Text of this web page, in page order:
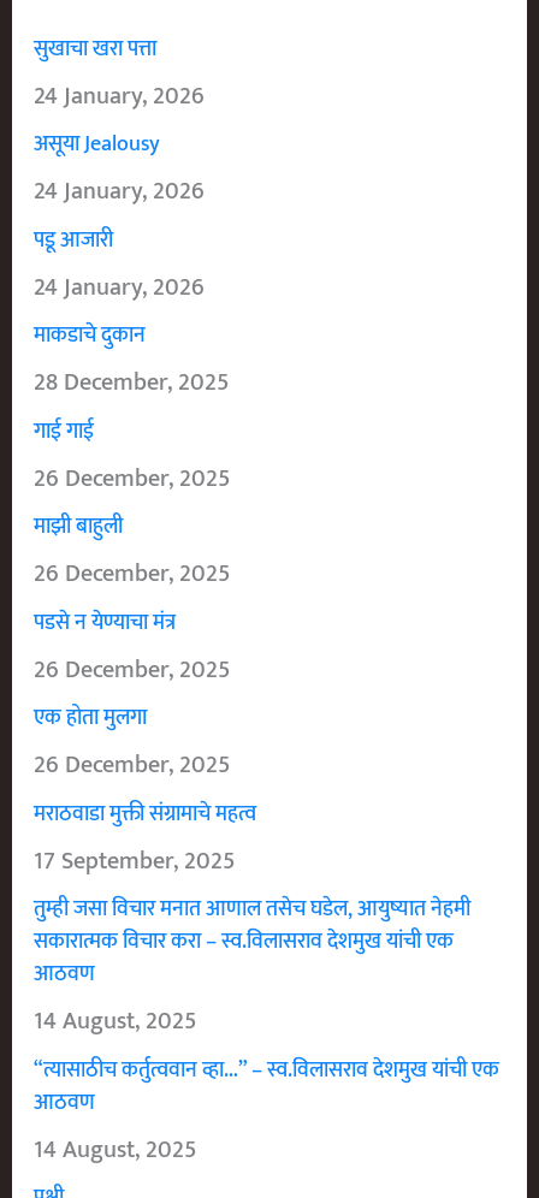
सुखाचा खरा पत्ता
24 January, 2026
असूया Jealousy
24 January, 2026
पडू आजारी
24 January, 2026
माकडाचे दुकान
28 December, 2025
गाई गाई
26 December, 2025
माझी बाहुली
26 December, 2025
पडसे न येण्याचा मंत्र
26 December, 2025
एक होता मुलगा
26 December, 2025
मराठवाडा मुक्ती संग्रामाचे महत्व
17 September, 2025
तुम्ही जसा विचार मनात आणाल तसेच घडेल, आयुष्यात नेहमी
सकारात्मक विचार करा – स्व.विलासराव देशमुख यांची एक
आठवण
14 August, 2025
“त्यासाठीच कर्तुत्ववान व्हा…” – स्व.विलासराव देशमुख यांची एक
आठवण
14 August, 2025